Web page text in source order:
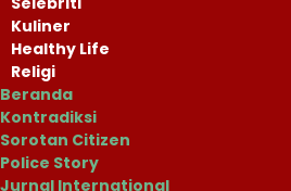
Kuliner
Healthy Life
Religi
Beranda
Kontradiksi
Sorotan Citizen
Police Story
Jurnal International